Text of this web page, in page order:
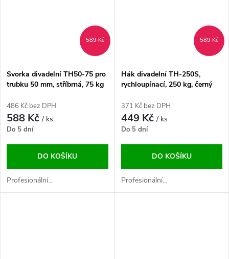
589 Kč
Svorka divadelní TH50-75 pro
trubku 50 mm, stříbrná, 75 kg
486 Kč bez DPH
588 Kč/ ks
Do 5 dní
DO KOŠÍKU
Profesionální...
589 Kč
Hák divadelní TH-250S,
rychloupínací, 250 kg, černý
371 Kč bez DPH
449 Kč/ ks
Do 5 dní
DO KOŠÍKU
Profesionální...